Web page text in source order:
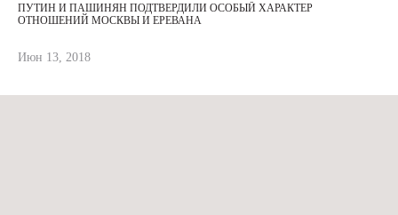
ПУТИН И ПАШИНЯН ПОДТВЕРДИЛИ ОСОБЫЙ ХАРАКТЕР
ОТНОШЕНИЙ МОСКВЫ И ЕРЕВАНА
Июн 13, 2018